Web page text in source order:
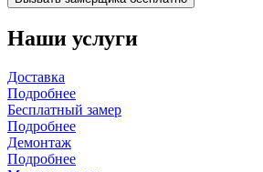
Наши услуги
Доставка
Подробнее
Бесплатный замер
Подробнее
Демонтаж
Подробнее